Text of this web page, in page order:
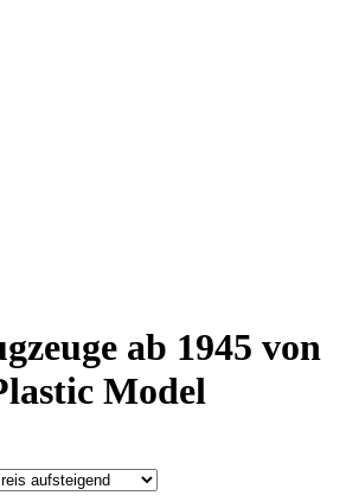
ab 1945 von
Model